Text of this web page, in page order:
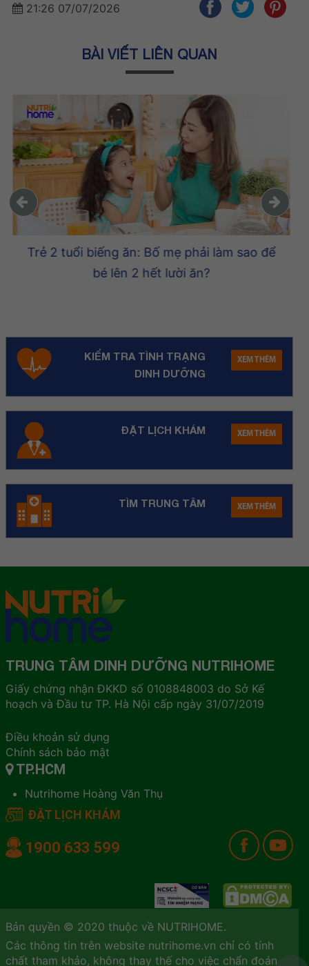
21:26 07/07/2026
BÀI VIẾT LIÊN QUAN
Chế độ dinh dưỡng nâng cao trí thông
minh cho trẻ từ 0 – Tuổi dậy thì
KIỂM TRA TÌNH TRẠNG
DINH DƯỠNG
XEM THÊM
ĐẶT LỊCH KHÁM XEM THÊM
TÌM TRUNG TÂM XEM THÊM
TRUNG TÂM DINH DƯỠNG NUTRIHOME
Giấy chứng nhận ĐKKD số 0108848003 do Sở Kế
hoạch và Đầu tư TP. Hà Nội cấp ngày 31/07/2019
Điều khoản sử dụng
Chính sách bảo mật
TP.HCM
Nutrihome Hoàng Văn Thụ
ĐẶT LỊCH KHÁM
1900 633 599
Bản quyền © 2020 thuộc về NUTRIHOME.
Các thông tin trên website nutrihome.vn chỉ có tính
chất tham khảo, không thay thế cho việc chẩn đoán